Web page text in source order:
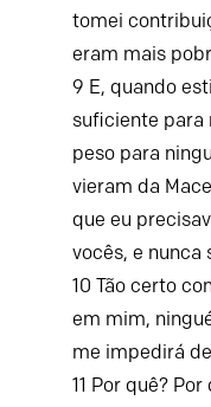
tomei
eram mais
9 E, quando
suficiente para
peso para
vieram da
que eu
vocês, e nunca
10 Tão certo
em mim,
me impedirá
11 Por quê? Por